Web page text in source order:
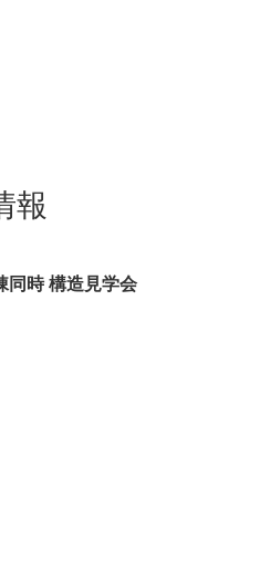
報
同時 構造見学会